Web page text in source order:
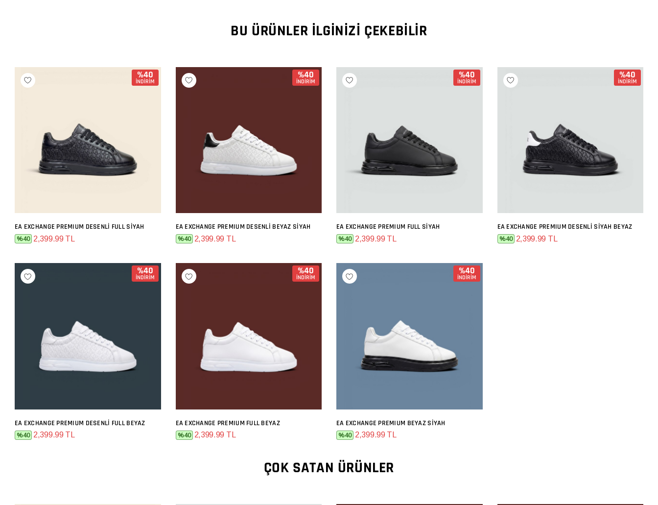
BU ÜRÜNLER İLGINIZI ÇEKEBILIR
%40
İNDİRİM
SEPETE EKLE
EA EXCHANGE PREMIUM DESENLI FULL SIYAH
%40 2,399.99 TL
%40
İNDİRİM
SEPETE EKLE
EA EXCHANGE PREMIUM DESENLI BEYAZ SIYAH
%40 2,399.99 TL
%40
İNDİRİM
SEPETE EKLE
EA EXCHANGE PREMIUM FULL SIYAH
%40 2,399.99 TL
%40
İNDİRİM
SEPETE EKLE
EA EXCHANGE PREMIUM DESENLI SIYAH BEYAZ
%40 2,399.99 TL
%40
İNDİRİM
SEPETE EKLE
EA EXCHANGE PREMIUM DESENLI FULL BEYAZ
%40 2,399.99 TL
%40
İNDİRİM
SEPETE EKLE
EA EXCHANGE PREMIUM FULL BEYAZ
%40 2,399.99 TL
%40
İNDİRİM
SEPETE EKLE
EA EXCHANGE PREMIUM BEYAZ SIYAH
%40 2,399.99 TL
ÇOK SATAN ÜRÜNLER